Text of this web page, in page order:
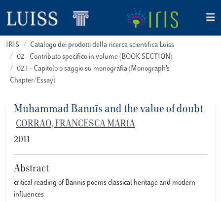
IRIS
Catalogo dei prodotti della ricerca scientifica Luiss
02 - Contributo specifico in volume (BOOK SECTION)
02.1 - Capitolo o saggio su monografia (Monograph’s
Chapter/Essay)
Muhammad Bannīs and the value of doubt
CORRAO, FRANCESCA MARIA
2011
Abstract
critical reading of Bannis poems classical heritage and modern
influences